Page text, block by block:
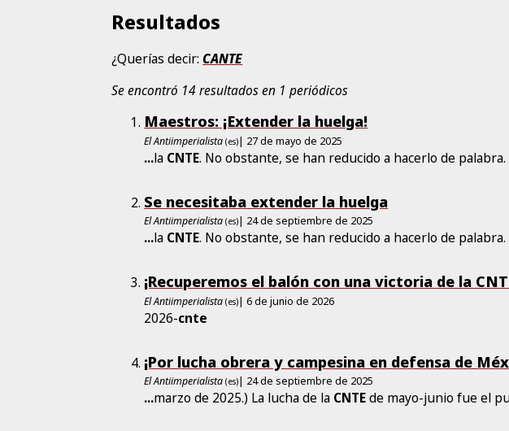
Resultados
¿Querías decir:CANTE
Se encontró 14 resultados en 1 periódicos
Maestros: ¡Extender la huelga!
El Antiimperialista (es)| 27 de mayo de 2025
...la CNTE. No obstante, se han reducido a hacerlo de palabra.
Se necesitaba extender la huelga
El Antiimperialista (es)| 24 de septiembre de 2025
...la CNTE. No obstante, se han reducido a hacerlo de palabra.
¡Recuperemos el balón con una victoria de la
El Antiimperialista (es)| 6 de junio de 2026
2026-cnte
¡Por lucha obrera y campesina en defensa de
El Antiimperialista (es)| 24 de septiembre de 2025
...marzo de 2025.) La lucha de la CNTEde mayo-junio fue el